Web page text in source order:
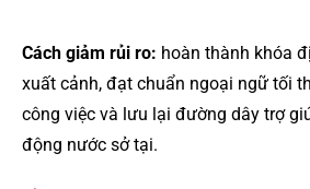
Cách giảm rủi ro: hoàn thành khóa
xuất cảnh, đạt chuẩn ngoại ngữ tối
công việc và lưu lại đường dây trợ
động nước sở tại.